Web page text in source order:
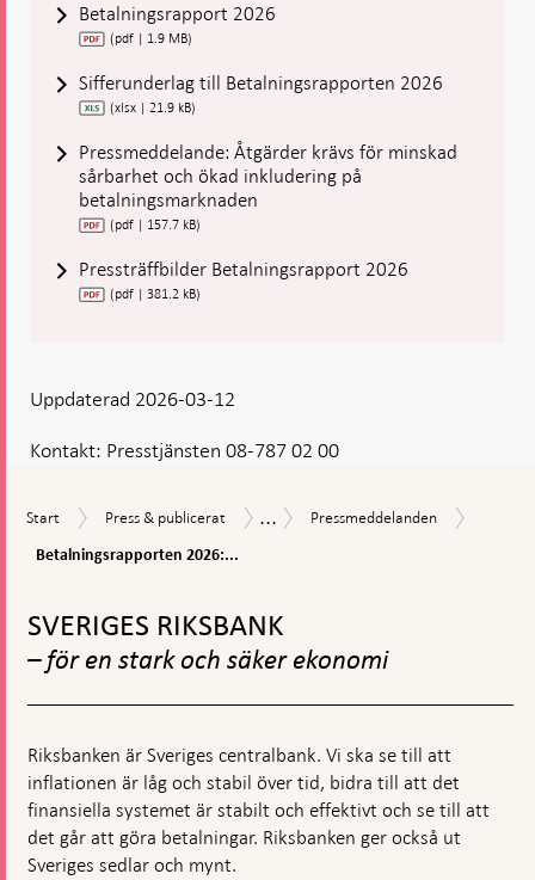
i
Betalningsrapport 2026
(pdf | 1.9 MB)
Sifferunderlag till Betalningsrapporten 2026
(xlsx | 21.9 kB)
Pressmeddelande: Åtgärder krävs för minskad
sårbarhet och ökad inkludering på
betalningsmarknaden
(pdf | 157.7 kB)
Pressträffbilder Betalningsrapport 2026
(pdf | 381.2 kB)
Kontakt: Presstjänsten 08-787 02 00
Uppdaterad 2026-03-12
Start
Start
Press
publicerat
Press & publicerat
Nyheter
... Pressmeddelanden
Pressmeddelanden
Betalningsrapporten 2026:...
toppnavigation
SVERIGES RIKSBANK
– för en stark och säker ekonomi
Riksbanken är Sveriges centralbank. Vi ska se till att
inflationen är låg och stabil över tid, bidra till att det
finansiella systemet är stabilt och effektivt och se till att
det går att göra betalningar. Riksbanken ger också ut
Sveriges sedlar och mynt.